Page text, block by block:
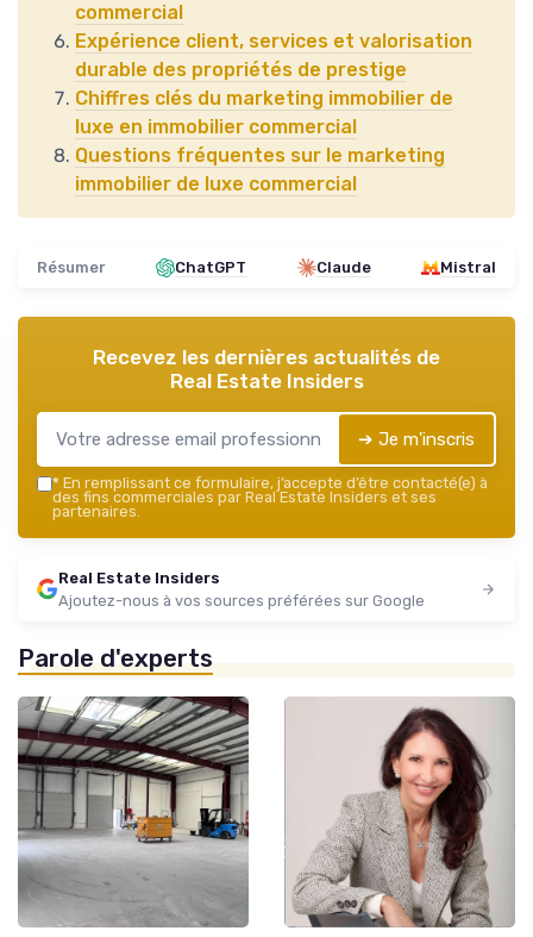
commercial
Expérience client, services et valorisation
durable des propriétés de prestige
Chiffres clés du marketing immobilier de
luxe en immobilier commercial
Questions fréquentes sur le marketing
immobilier de luxe commercial
Résumer ChatGPT Claude Mistral
Recevez les dernières actualités de
Real Estate Insiders
➔ Je m'inscris
* En remplissant ce formulaire, j’accepte d’être contacté(e) à
des fins commerciales par Real Estate Insiders et ses
partenaires.
Real Estate Insiders
Ajoutez-nous à vos sources préférées sur Google
Parole d'experts